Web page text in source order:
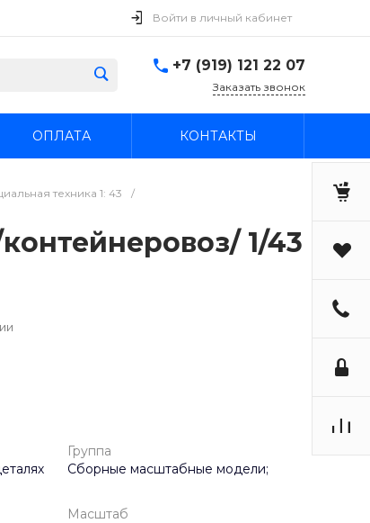
Войти в личный кабинет
+7 (919) 121 22 07
Заказать звонок
ОПЛАТА КОНТАКТЫ
техника 1: 43
/
1/43
Группа
Сборные масштабные модели;
Масштаб